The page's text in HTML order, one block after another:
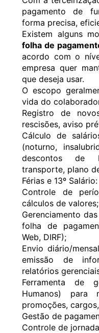
pagamento de
forma precisa,
Existem alguns
folha de
acordo com o
empresa quer
que deseja usar.
O escopo
vida do
Registro de
rescisões, aviso
Cálculo de
(noturno,
descontos de
transporte, plano
Férias e 13º Salário:
Controle de
cálculos de valores;
Gerenciamento
folha de
Web, DIRF);
Envio diário/
emissão de
relatórios
Ferramenta de
Humanos) para
promoções,
Gestão de
Controle de